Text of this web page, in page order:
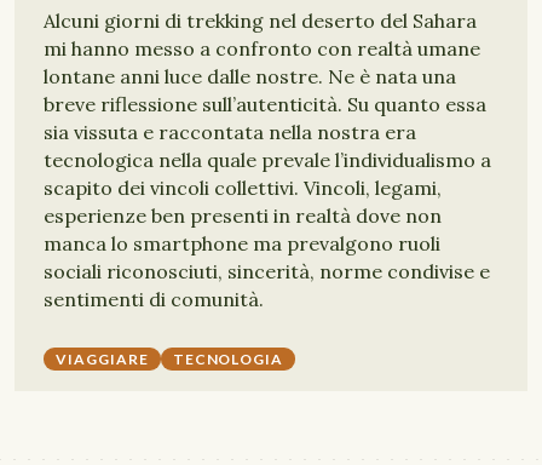
Alcuni giorni di trekking nel deserto del Sahara
mi hanno messo a confronto con realtà umane
lontane anni luce dalle nostre. Ne è nata una
breve riflessione sull’autenticità. Su quanto essa
sia vissuta e raccontata nella nostra era
tecnologica nella quale prevale l’individualismo a
scapito dei vincoli collettivi. Vincoli, legami,
esperienze ben presenti in realtà dove non
manca lo smartphone ma prevalgono ruoli
sociali riconosciuti, sincerità, norme condivise e
sentimenti di comunità.
VIAGGIARE TECNOLOGIA